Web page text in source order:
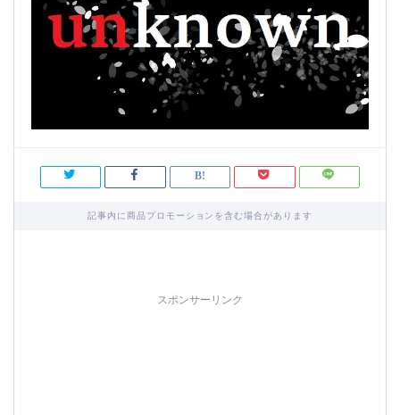
記事内に商品プロモーションを含む場合があります
スポンサーリンク